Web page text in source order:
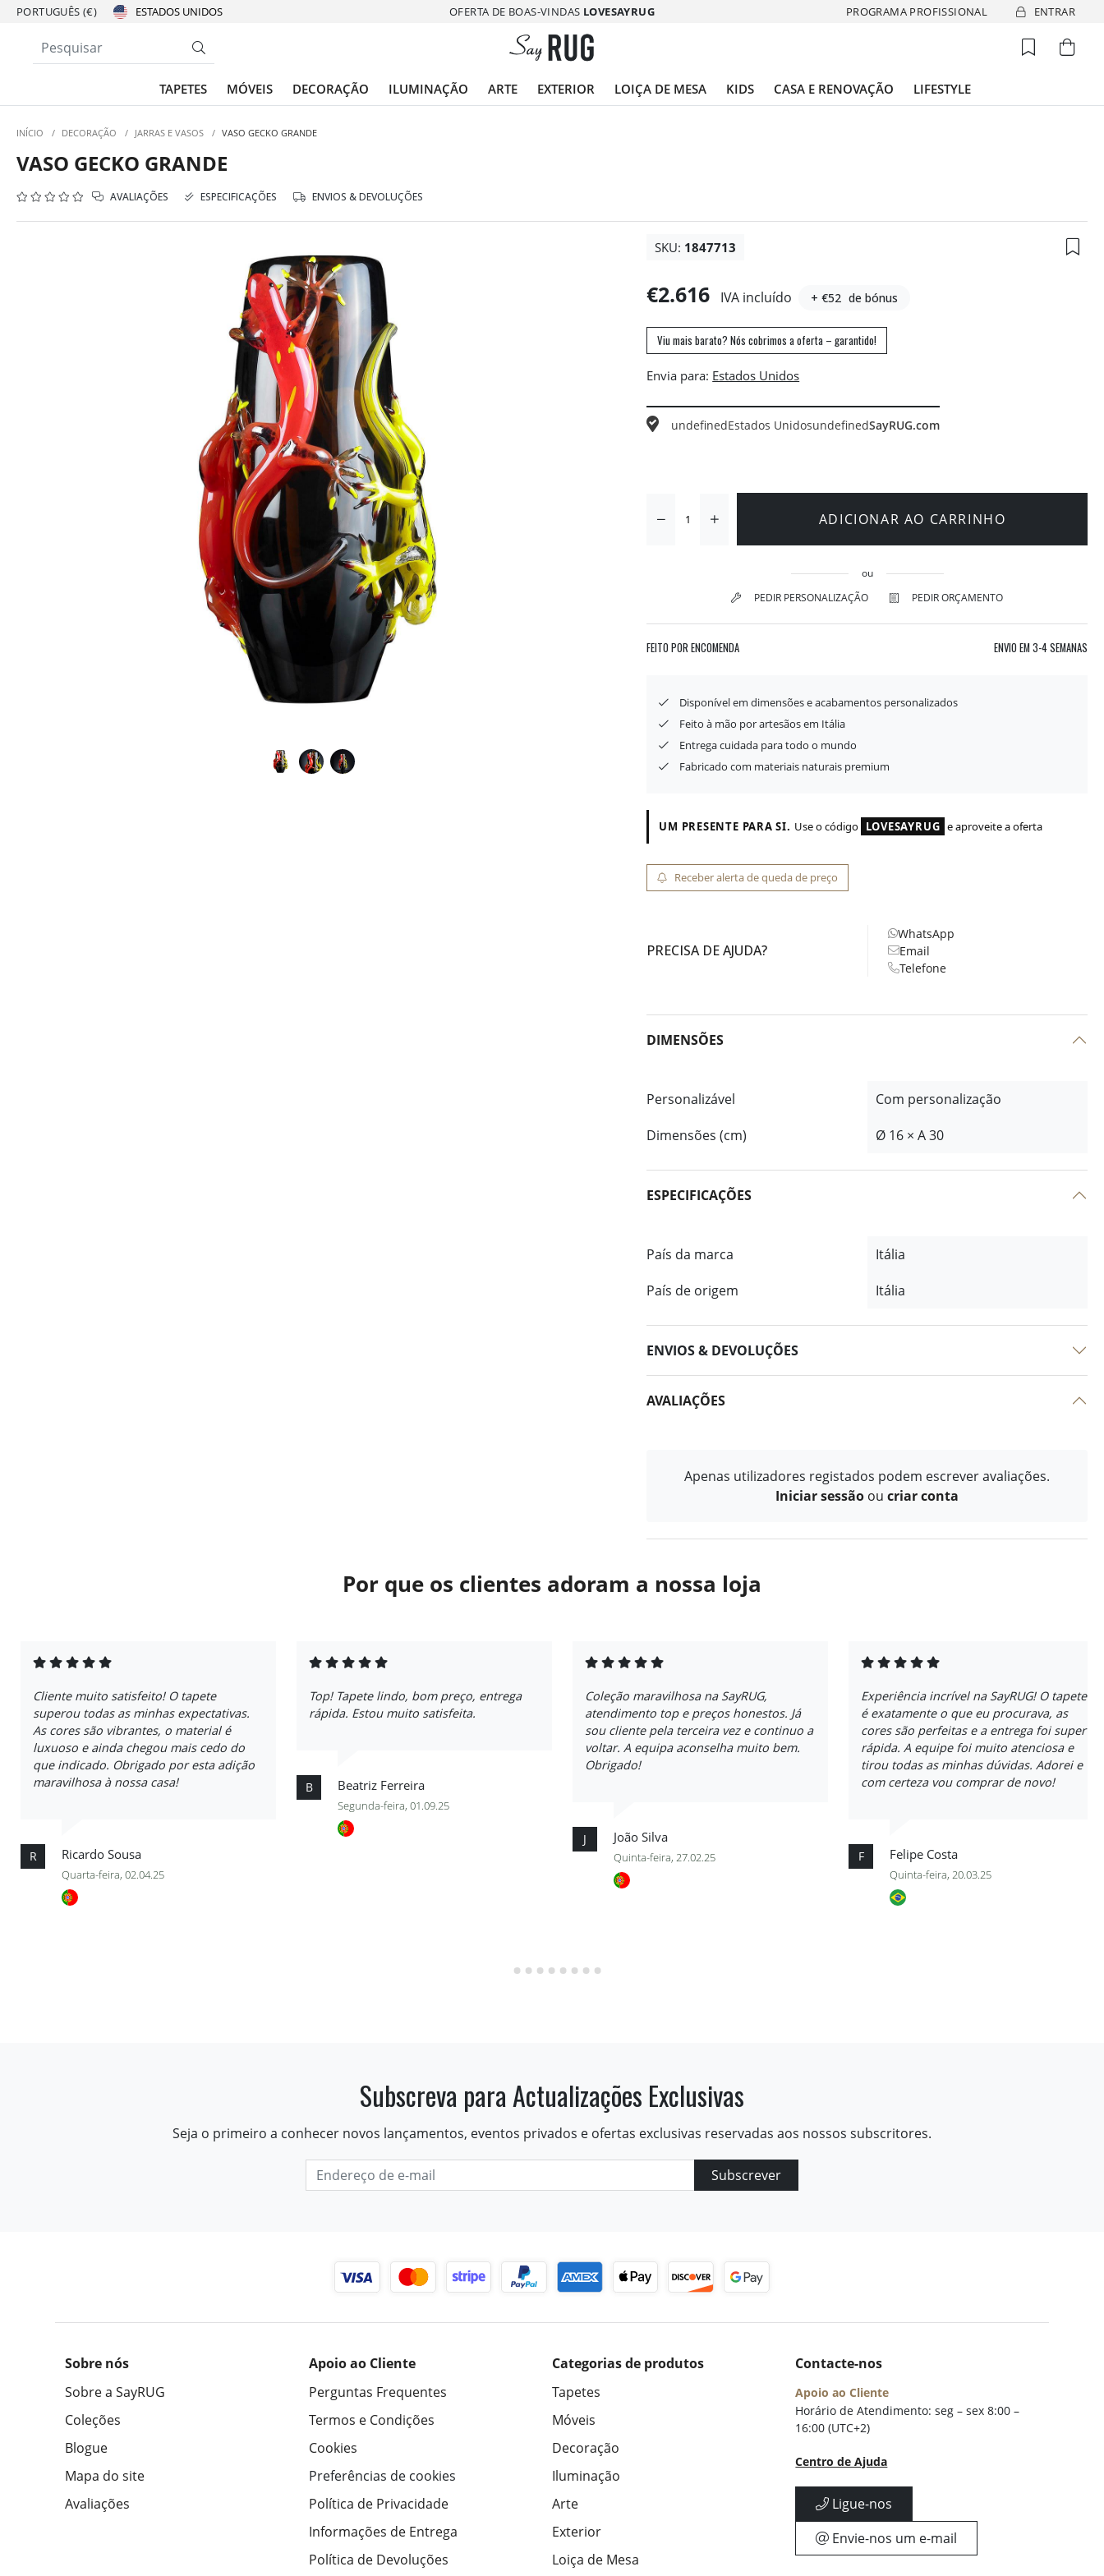
PORTUGUÊS (€) OFERTA DE BOAS-VINDAS LOVESAYRUG PROGRAMA PROFISSIONAL ENTRAR
TAPETES MÓVEIS DECORAÇÃO ILUMINAÇÃO ARTE EXTERIOR LOIÇA DE MESA KIDS CASA E RENOVAÇÃO LIFESTYLE
INÍCIO / DECORAÇÃO / JARRAS E VASOS / VASO GECKO GRANDE
VASO GECKO GRANDE
AVALIAÇÕES ESPECIFICAÇÕES ENVIOS & DEVOLUÇÕES
SKU: 1847713
€2.616 IVA incluído + €52 de bónus
Viu mais barato? Nós cobrimos a oferta – garantido!
Envia para:
undefinedEstados UnidosundefinedSayRUG.com
ADICIONAR AO CARRINHO
ou
PEDIR PERSONALIZAÇÃO
PEDIR ORÇAMENTO
FEITO POR ENCOMENDA ENVIO EM 3-4 SEMANAS
Disponível em dimensões e acabamentos personalizados
Feito à mão por artesãos em Itália
Entrega cuidada para todo o mundo
Fabricado com materiais naturais premium
UM PRESENTE PARA SI. Use o código LOVESAYRUG e aproveite a oferta
Receber alerta de queda de preço
PRECISA DE AJUDA?
WhatsApp
Email
Telefone
DIMENSÕES
Personalizável
Com personalização
Dimensões (cm)
Ø 16 × A 30
ESPECIFICAÇÕES
País da marca
Itália
País de origem
Itália
ENVIOS & DEVOLUÇÕES
AVALIAÇÕES
Apenas utilizadores registados podem escrever avaliações.
Iniciar sessão ou criar conta
Por que os clientes adoram a nossa loja
Cliente muito satisfeito! O tapete
superou todas as minhas expectativas.
As cores são vibrantes, o material é
luxuoso e ainda chegou mais cedo do
que indicado. Obrigado por esta adição
maravilhosa à nossa casa!
R Ricardo Sousa
Quarta-feira, 02.04.25
Top! Tapete lindo, bom preço, entrega
rápida. Estou muito satisfeita.
B Beatriz Ferreira
Segunda-feira, 01.09.25
Coleção maravilhosa na SayRUG,
atendimento top e preços honestos. Já
sou cliente pela terceira vez e continuo a
voltar. A equipa aconselha muito bem.
Obrigado!
J João Silva
Quinta-feira, 27.02.25
Experiência incrível na SayRUG! O tapete
é exatamente o que eu procurava, as
cores são perfeitas e a entrega foi super
rápida. A equipe foi muito atenciosa e
tirou todas as minhas dúvidas. Adorei e
com certeza vou comprar de novo!
F Felipe Costa
Quinta-feira, 20.03.25
Subscreva para Actualizações Exclusivas
Seja o primeiro a conhecer novos lançamentos, eventos privados e ofertas exclusivas reservadas aos nossos subscritores.
Subscrever
Sobre nós
Sobre a SayRUG
Coleções
Blogue
Mapa do site
Avaliações
Apoio ao Cliente
Perguntas Frequentes
Termos e Condições
Cookies
Preferências de cookies
Política de Privacidade
Informações de Entrega
Política de Devoluções
Categorias de produtos
Tapetes
Móveis
Decoração
Iluminação
Arte
Exterior
Loiça de Mesa
Contacte-nos
Apoio ao Cliente
Horário de Atendimento: seg – sex 8:00 –
16:00 (UTC+2)
Centro de Ajuda
Ligue-nos
Envie-nos um e-mail